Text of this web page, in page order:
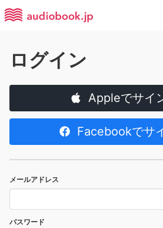
ログイン
Appleでサイ
Facebookでサ
メールアドレス
パスワード